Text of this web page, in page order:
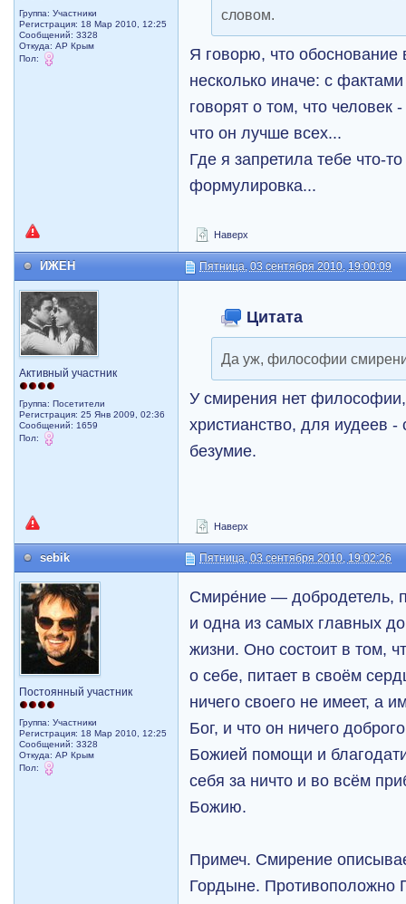
Группа: Участники
Регистрация: 18 Мар 2010, 12:25
Сообщений: 3328
Откуда: АР Крым
Пол:
словом.
Я говорю, что
несколько иначе: с
говорят о том, что человек
что он лучше всех...
Где я запретила тебе что-
формулировка...
Наверх
ИЖЕН Пятница, 03 сентября 2010, 19:00:09
Активный участник
Группа: Посетители
Регистрация: 25 Янв 2009, 02:36
Сообщений: 1659
Пол:
Цитата
Да уж, философии
У смирения нет
христианство, для иудеев
безумие.
Наверх
sebik Пятница, 03 сентября 2010, 19:02:26
Постоянный участник
Группа: Участники
Регистрация: 18 Мар 2010, 12:25
Сообщений: 3328
Откуда: АР Крым
Пол:
Смире́ние — добродетель,
и одна из самых главных
жизни. Оно состоит в том,
о себе, питает в своём
ничего своего не имеет, а
Бог, и что он ничего
Божией помощи и
себя за ничто и во всём
Божию.
Примеч. Смирение
Гордыне. Противоположно